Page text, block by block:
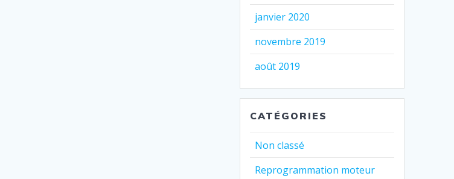
janvier 2020
novembre 2019
août 2019
CATÉGORIES
Non classé
Reprogrammation moteur